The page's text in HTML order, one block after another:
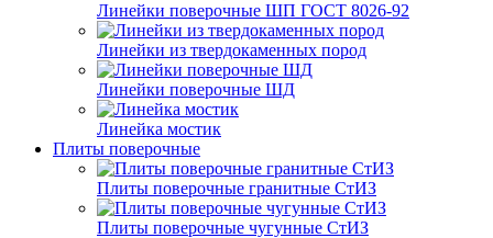
Линейки поверочные ШП ГОСТ 8026-92
Линейки из твердокаменных пород
Линейки поверочные ШД
Линейка мостик
Плиты поверочные
Плиты поверочные гранитные СтИЗ
Плиты поверочные чугунные СтИЗ